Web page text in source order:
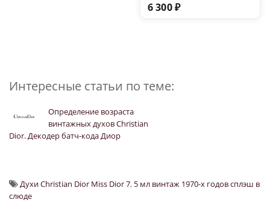
6 300 ₽
Интересные статьи по теме:
Определение возраста
винтажных духов Christian
Dior. Декодер батч-кода Диор
Духи Christian Dior Miss Dior 7, 5 мл винтаж 1970-х годов сплэш в
слюде